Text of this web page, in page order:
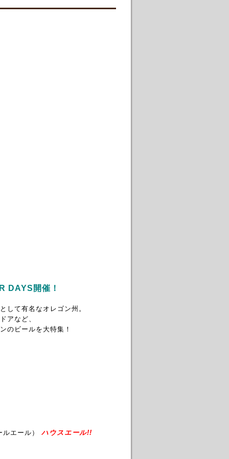
DAYS開催！
して有名なオレゴン州。
アなど、
のビールを大特集！
エール） ハウスエール!!